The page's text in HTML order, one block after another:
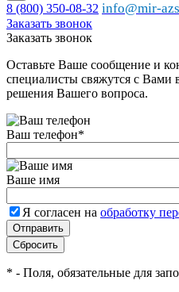
8 (800) 350-08-32 info@mir-
Заказать звонок
Заказать звонок
Оставьте Ваше сообщение и
специалисты свяжутся с Вами
решения Вашего вопроса.
Ваш телефон*
Ваше имя
Я согласен на обработку
* - Поля, обязательные для